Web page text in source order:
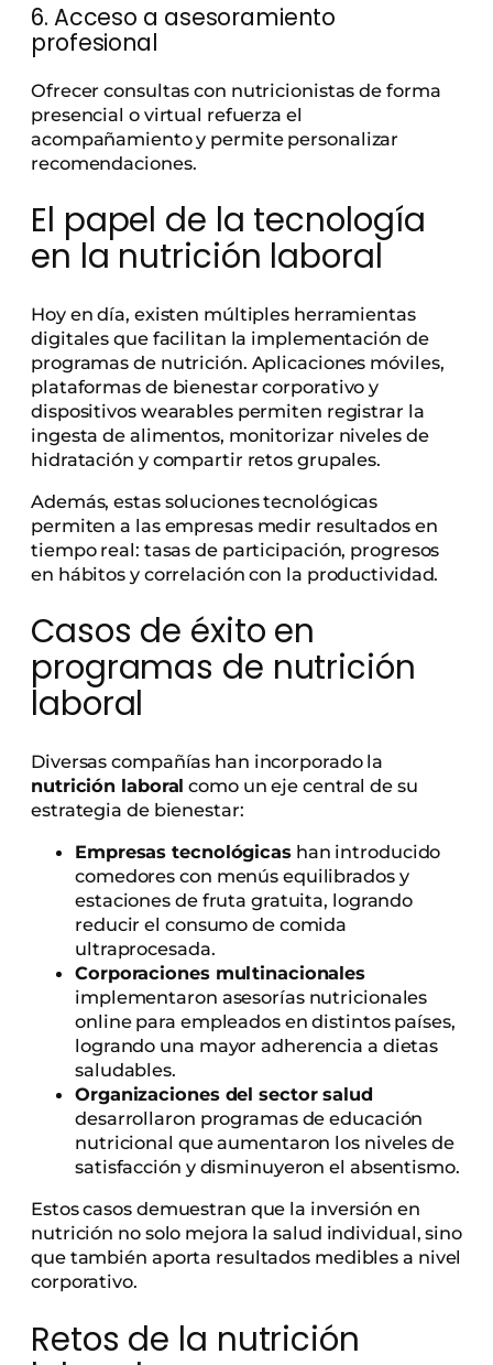
6. Acceso a asesoramiento
profesional
Ofrecer consultas con nutricionistas de forma
presencial o virtual refuerza el
acompañamiento y permite personalizar
recomendaciones.
El papel de la tecnología
en la nutrición laboral
Hoy en día, existen múltiples herramientas
digitales que facilitan la implementación de
programas de nutrición. Aplicaciones móviles,
plataformas de bienestar corporativo y
dispositivos wearables permiten registrar la
ingesta de alimentos, monitorizar niveles de
hidratación y compartir retos grupales.
Además, estas soluciones tecnológicas
permiten a las empresas medir resultados en
tiempo real: tasas de participación, progresos
en hábitos y correlación con la productividad.
Casos de éxito en
programas de nutrición
laboral
Diversas compañías han incorporado la
nutrición laboral como un eje central de su
estrategia de bienestar:
Empresas tecnológicashan introducido
comedores con menús equilibrados y
estaciones de fruta gratuita, logrando
reducir el consumo de comida
ultraprocesada.
Corporaciones multinacionales
implementaron asesorías nutricionales
online para empleados en distintos países,
logrando una mayor adherencia a dietas
saludables.
Organizaciones del sector salud
desarrollaron programas de educación
nutricional que aumentaron los niveles de
satisfacción y disminuyeron el absentismo.
Estos casos demuestran que la inversión en
nutrición no solo mejora la salud individual, sino
que también aporta resultados medibles a nivel
corporativo.
Retos de la nutrición